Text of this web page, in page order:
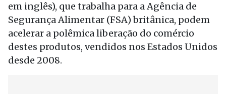
em inglês), que trabalha para a Agência de
Segurança Alimentar (FSA) britânica, podem
acelerar a polêmica liberação do comércio
destes produtos, vendidos nos Estados Unidos
desde 2008.